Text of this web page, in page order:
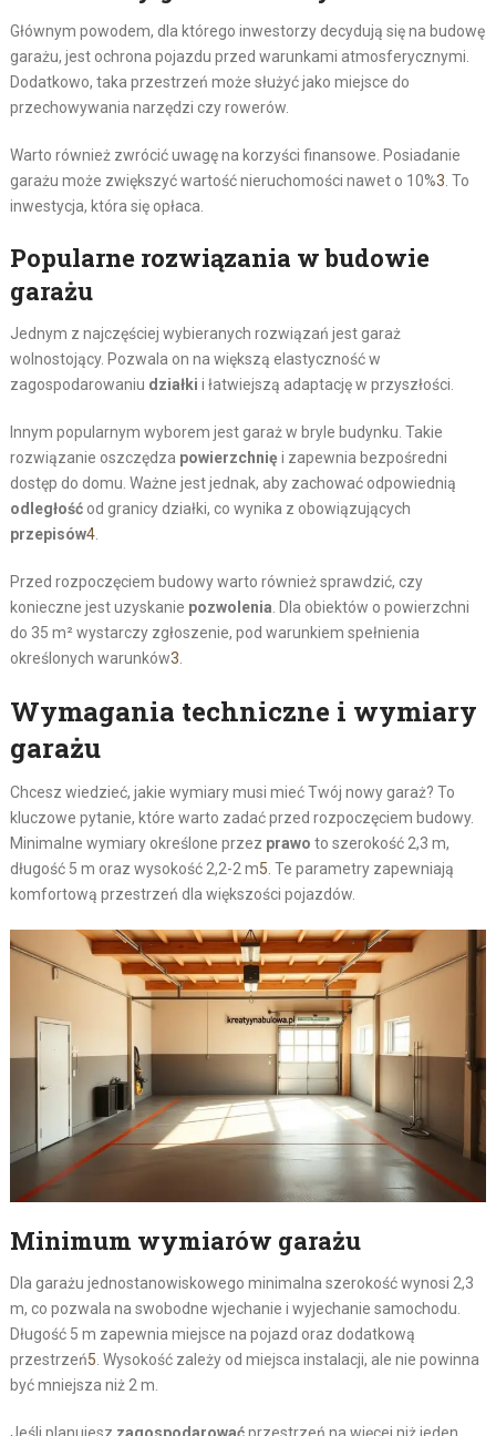
Głównym powodem, dla którego inwestorzy decydują się na budowę
garażu, jest ochrona pojazdu przed warunkami atmosferycznymi.
Dodatkowo, taka przestrzeń może służyć jako miejsce do
przechowywania narzędzi czy rowerów.
Warto również zwrócić uwagę na korzyści finansowe. Posiadanie
garażu może zwiększyć wartość nieruchomości nawet o 10%3 . To
inwestycja, która się opłaca.
Popularne rozwiązania w budowie
garażu
Jednym z najczęściej wybieranych rozwiązań jest garaż
wolnostojący. Pozwala on na większą elastyczność w
zagospodarowaniu działki i łatwiejszą adaptację w przyszłości.
Innym popularnym wyborem jest garaż w bryle budynku. Takie
rozwiązanie oszczędza powierzchnięi zapewnia bezpośredni
dostęp do domu. Ważne jest jednak, aby zachować odpowiednią
odległośćod granicy działki, co wynika z obowiązujących
przepisów4.
Przed rozpoczęciem budowy warto również sprawdzić, czy
konieczne jest uzyskanie pozwolenia . Dla obiektów o powierzchni
do 35 m² wystarczy zgłoszenie, pod warunkiem spełnienia
określonych warunków3
Wymagania techniczne i wymiary
garażu
Chcesz wiedzieć, jakie wymiary musi mieć Twój nowy garaż? To
kluczowe pytanie, które warto zadać przed rozpoczęciem budowy.
Minimalne wymiary określone przez prawo to szerokość 2,3 m,
długość 5 m oraz wysokość 2,2-2 m5 . Te parametry zapewniają
komfortową przestrzeń dla większości pojazdów.
Minimum wymiarów garażu
Dla garażu jednostanowiskowego minimalna szerokość wynosi 2,3
m, co pozwala na swobodne wjechanie i wyjechanie samochodu.
Długość 5 m zapewnia miejsce na pojazd oraz dodatkową
przestrzeń5 . Wysokość zależy od miejsca instalacji, ale nie powinna
być mniejsza niż 2 m.
Jeśli planujesz zagospodarowaćprzestrzeń na więcej niż jeden